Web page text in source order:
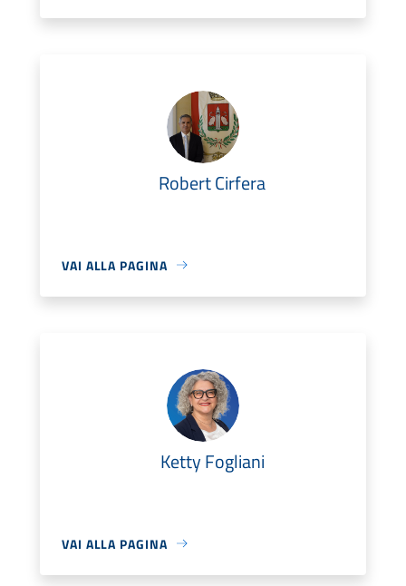
Robert Cirfera
VAI ALLA PAGINA
Ketty Fogliani
VAI ALLA PAGINA